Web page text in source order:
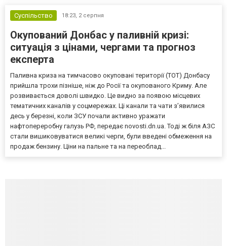
Суспільство 18:23, 2 серпня
Окупований Донбас у паливній кризі:
ситуація з цінами, чергами та прогноз
експерта
Паливна криза на тимчасово окуповані території (ТОТ) Донбасу
прийшла трохи пізніше, ніж до Росії та окупованого Криму. Але
розвивається доволі швидко. Це видно за появою місцевих
тематичних каналів у соцмережах. Ці канали та чати з’явилися
десь у березні, коли ЗСУ почали активно уражати
нафтопереробну галузь РФ, передає novosti.dn.ua. Тоді ж біля АЗС
стали вишиковуватися великі черги, були введені обмеження на
продаж бензину. Ціни на пальне та на переоблад...